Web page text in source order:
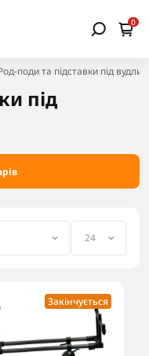
0
поди та підставки під
під
Закінчується